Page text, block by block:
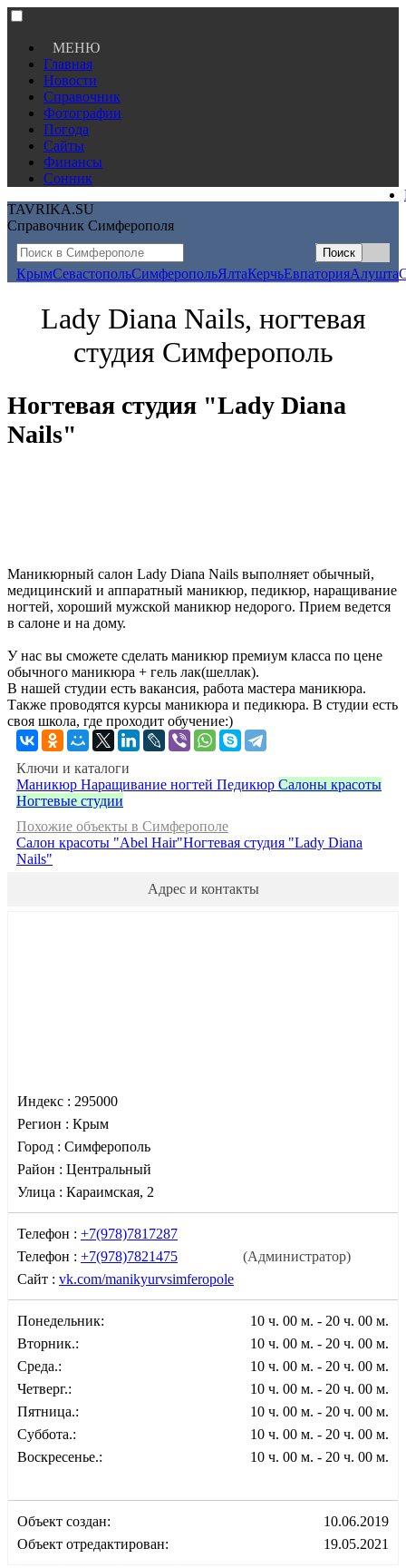
МЕНЮ
Главная
Новости
Справочник
Фотографии
Погода
Сайты
Финансы
Сонник
TAVRIKA.SU
Справочник Симферополя
КрымСевастопольСимферопольЯлтаКерчьЕвпаторияАлушта
Lady Diana Nails, ногтевая
студия Симферополь
Ногтевая студия "Lady Diana
Nails"
Маникюрный салон Lady Diana Nails выполняет обычный,
медицинский и аппаратный маникюр, педикюр, наращивание
ногтей, хороший мужской маникюр недорого. Прием ведется
в салоне и на дому.
У нас вы сможете сделать маникюр премиум класса по цене
обычного маникюра + гель лак(шеллак).
В нашей студии есть вакансия, работа мастера маникюра.
Также проводятся курсы маникюра и педикюра. В студии есть
своя школа, где проходит обучение:)
Ключи и каталоги
Маникюр Наращивание ногтей Педикюр Салоны красоты
Ногтевые студии
Похожие объекты в Симферополе
Салон красоты "Abel Hair"Ногтевая студия "Lady Diana
Nails"
Адрес и контакты
Индекс : 295000
Регион : Крым
Город : Симферополь
Район : Центральный
Улица : Караимская, 2
Телефон : +7(978)7817287
Телефон : +7(978)7821475
(Администратор)
Сайт : vk.com/manikyurvsimferopole
Понедельник:
10 ч. 00 м. - 20 ч. 00 м.
Вторник.:
10 ч. 00 м. - 20 ч. 00 м.
Среда.:
10 ч. 00 м. - 20 ч. 00 м.
Четверг.:
10 ч. 00 м. - 20 ч. 00 м.
Пятница.:
10 ч. 00 м. - 20 ч. 00 м.
Суббота.:
10 ч. 00 м. - 20 ч. 00 м.
Воскресенье.:
10 ч. 00 м. - 20 ч. 00 м.
Объект создан:
10.06.2019
Объект отредактирован:
19.05.2021